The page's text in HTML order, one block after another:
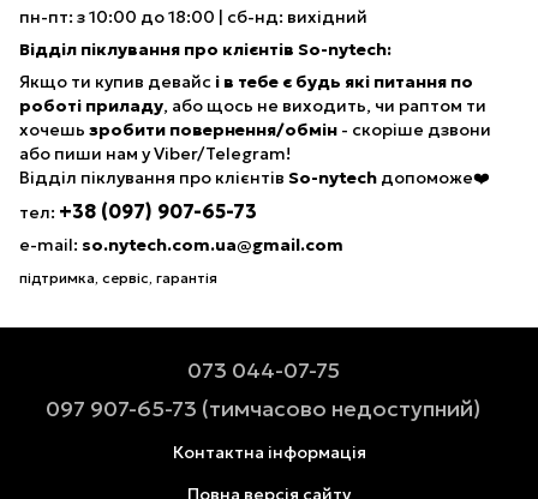
пн-пт: з 10:00 до 18:00 | cб-нд: вихідний
Відділ піклування про клієнтів So-nytech:
Якщо ти купив девайс і в тебе є будь які питання по
роботі приладу, або щось не виходить, чи раптом ти
хочешь зробити повернення/обмін - скоріше дзвони
або пиши нам у Viber/Telegram!
Відділ піклування про клієнтів So-nytech допоможе❤️
тел: +38 (097) 907-65-73
e-mail: so.nytech.com.ua@gmail.com
підтримка, сервіс, гарантія
073 044-07-75
097 907-65-73 (тимчасово недоступний)
Контактна інформація
Повна версія сайту